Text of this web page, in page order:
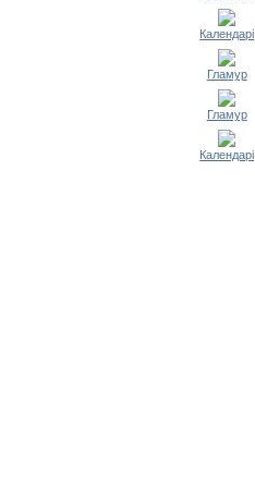
Календарі
Гламур
Гламур
Календарі